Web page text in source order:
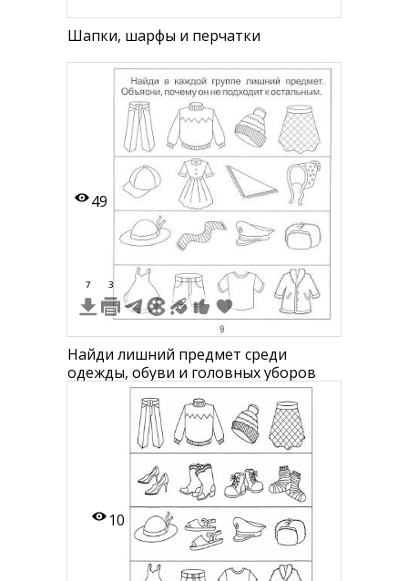
Шапки, шарфы и перчатки
49
7 3
Найди лишний предмет среди
одежды, обуви и головных уборов
10